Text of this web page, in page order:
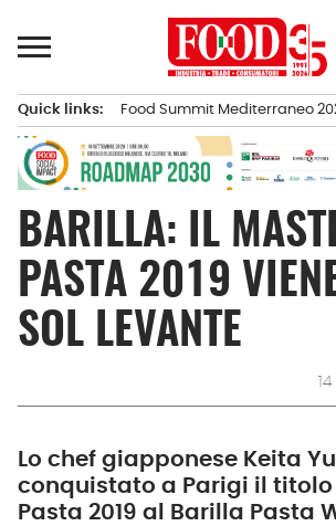
al
principale
Quick links: Food Summit Mediterraneo
BARILLA: IL
PASTA 2019
SOL LEVANTE
Lo chef giapponese Keita
conquistato a Parigi il titolo
Pasta 2019 al Barilla Pasta